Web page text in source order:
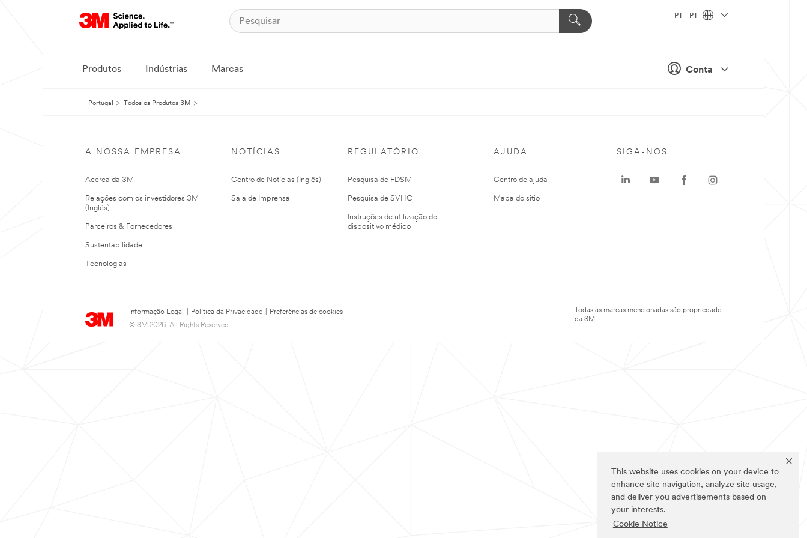
This website uses cookies on your device to
enhance site navigation, analyze site usage,
and deliver you advertisements based on
your interests.
Cookie Notice
Conta
PT - PT
Produtos Indústrias Marcas
Portugal Todos os Produtos 3M
A NOSSA EMPRESA
Acerca da 3M
Relações com os investidores 3M
(Inglês)
Parceiros & Fornecedores
Sustentabilidade
Tecnologias
NOTÍCIAS
Centro de Notícias (Inglês)
Sala de Imprensa
REGULATÓRIO
Pesquisa de FDSM
Pesquisa de SVHC
Instruções de utilização do
dispositivo médico
AJUDA
Centro de ajuda
Mapa do sitio
Informação Legal Política da Privacidade
Preferências de cookies
© 3M 2026. All Rights Reserved.
SIGA-NOS
Todas as marcas mencionadas são propriedade
da 3M.